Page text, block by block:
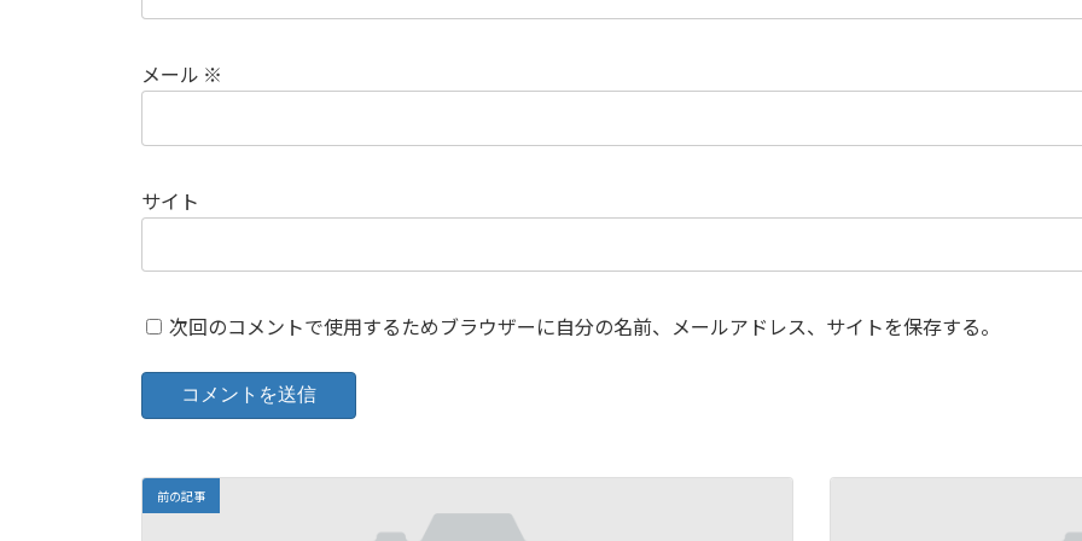
メール ※
サイト
次回のコメントで使用するためブラウザーに自分の名前、メールアドレス、サイトを保存する。
前の記事